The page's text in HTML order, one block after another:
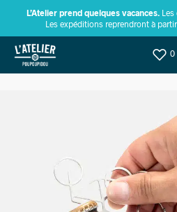
L’Atelier prend quelques vacances. Les
Les expéditions reprendront à
0